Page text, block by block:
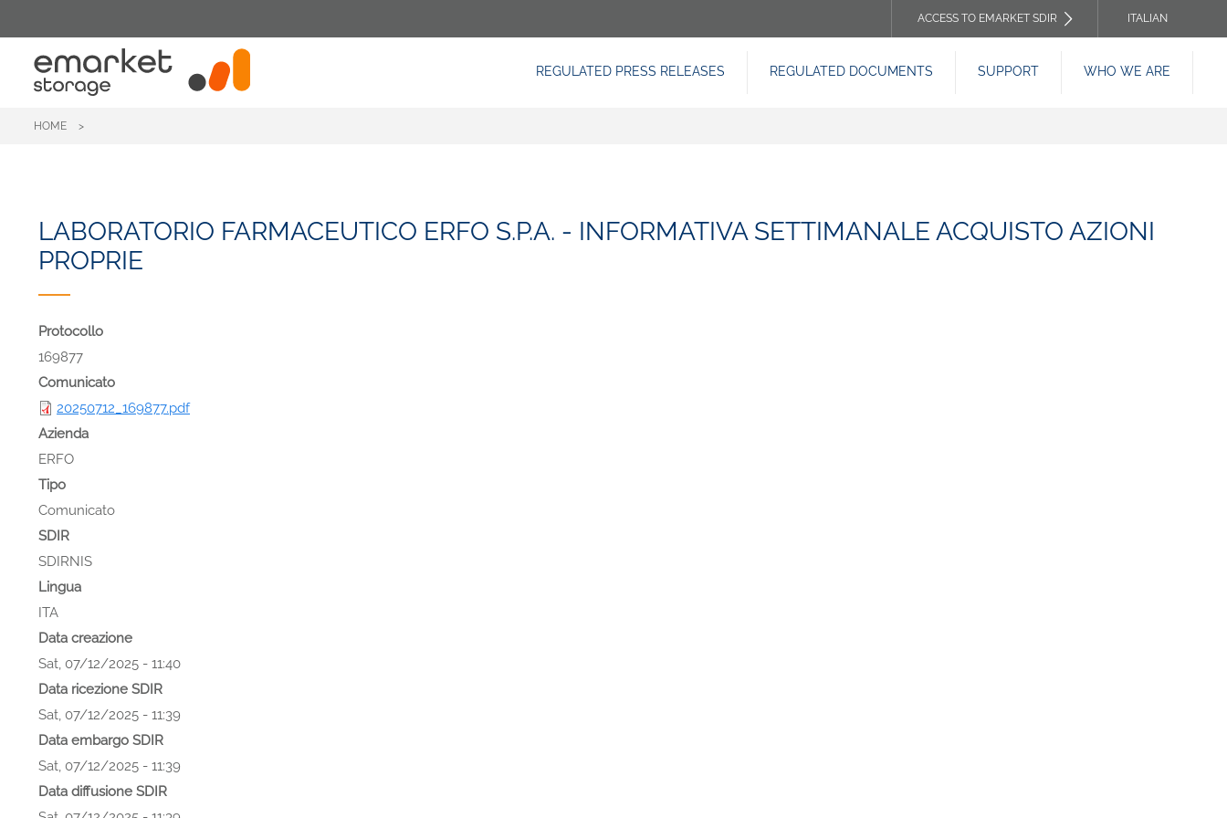
to
content
TOP
ACCESS TO EMARKET SDIR ITALIAN
REGULATED PRESS RELEASES REGULATED DOCUMENTS SUPPORT WHO WE ARE
HOME
LABORATORIO FARMACEUTICO ERFO S.P.A. - INFORMATIVA SETTIMANALE ACQUISTO AZIONI
PROPRIE
Protocollo
169877
Comunicato
20250712_169877.pdf
Azienda
ERFO
Tipo
Comunicato
SDIR
SDIRNIS
Lingua
ITA
Data creazione
Sat, 07/12/2025 - 11:40
Data ricezione SDIR
Sat, 07/12/2025 - 11:39
Data embargo SDIR
Sat, 07/12/2025 - 11:39
Data diffusione SDIR